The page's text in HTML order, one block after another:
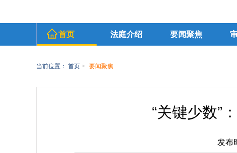
首页 法庭介绍 要闻聚焦
当前位置： 首页 > 要闻聚焦
“关键少数”
发布